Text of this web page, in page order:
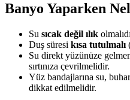
Banyo Yaparken
Su sıcak değil ılık
Duş süresi kısa tutulmalı
Su direkt yüzünüze
sırtınıza çevrilmelidir.
Yüz bandajlarına su,
dikkat edilmelidir.